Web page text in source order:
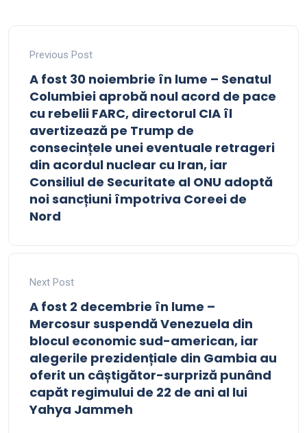
Previous Post
A fost 30 noiembrie în lume – Senatul
Columbiei aprobă noul acord de pace
cu rebelii FARC, directorul CIA îl
avertizează pe Trump de
consecințele unei eventuale retrageri
din acordul nuclear cu Iran, iar
Consiliul de Securitate al ONU adoptă
noi sancțiuni împotriva Coreei de
Nord
Next Post
A fost 2 decembrie în lume –
Mercosur suspendă Venezuela din
blocul economic sud-american, iar
alegerile prezidențiale din Gambia au
oferit un câștigător-surpriză punând
capăt regimului de 22 de ani al lui
Yahya Jammeh